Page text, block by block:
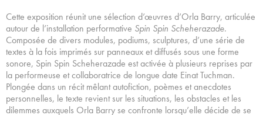
Cette exposition réunit une sélection d’œuvres d’Orla Barry, articulée
autour de l’installation performative Spin Spin Scheherazade.
Composée de divers modules, podiums, sculptures, d’une série de
textes à la fois imprimés sur panneaux et diffusés sous une forme
sonore, Spin Spin Scheherazade est activée à plusieurs reprises par
la performeuse et collaboratrice de longue date Einat Tuchman.
Plongée dans un récit mêlant autofiction, poèmes et anecdotes
personnelles, le texte revient sur les situations, les obstacles et les
dilemmes auxquels Orla Barry se confronte lorsqu’elle décide de se